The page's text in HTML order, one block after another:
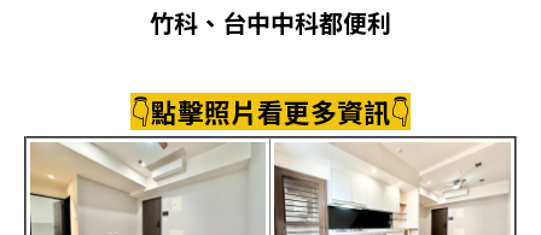
竹科、台中中科都便利
👇點擊照片看更多資訊👇